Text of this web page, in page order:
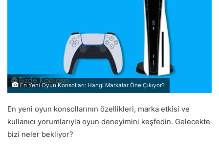
En Yeni Oyun Konsolları: Hangi Markalar Öne Çıkıyor?
En yeni oyun konsollarının özellikleri, marka etkisi ve
kullanıcı yorumlarıyla oyun deneyimini keşfedin. Gelecekte
bizi neler bekliyor?